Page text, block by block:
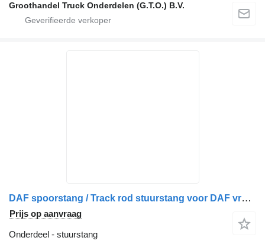
Groothandel Truck Onderdelen (G.T.O.) B.V.
DAF spoorstang / Track rod stuurstang voor DAF vrachtwagen
Prijs op aanvraag
Onderdeel - stuurstang